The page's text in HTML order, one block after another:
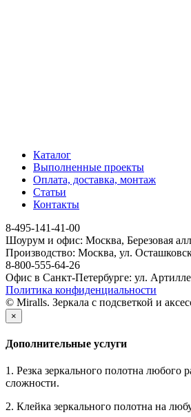
Каталог
Выполненные проекты
Оплата, доставка, монтаж
Статьи
Контакты
8-495-141-41-00
Шоурум и офис: Москва, Березовая
Производство: Москва, ул.
8-800-555-64-26
Офис в Санкт-Петербурге: ул.
Политика конфиденциальности
© Miralls. Зеркала с подсветкой и
×
Дополнительные услуги
1. Резка зеркального полотна любого
сложности.
2. Клейка зеркального полотна на